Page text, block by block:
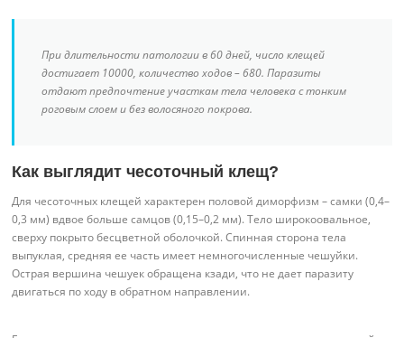
При длительности патологии в 60 дней, число клещей
достигает 10000, количество ходов – 680. Паразиты
отдают предпочтение участкам тела человека с тонким
роговым слоем и без волосяного покрова.
Как выглядит чесоточный клещ?
Для чесоточных клещей характерен половой диморфизм – самки (0,4–
0,3 мм) вдвое больше самцов (0,15–0,2 мм). Тело широкоовальное,
сверху покрыто бесцветной оболочкой. Спинная сторона тела
выпуклая, средняя ее часть имеет немногочисленные чешуйки.
Острая вершина чешуек обращена кзади, что не дает паразиту
двигаться по ходу в обратном направлении.